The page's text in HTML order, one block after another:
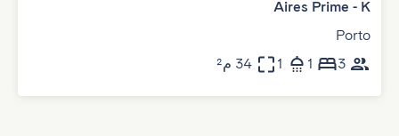
Aires Prime - K
Porto
3
1
1 34 م²